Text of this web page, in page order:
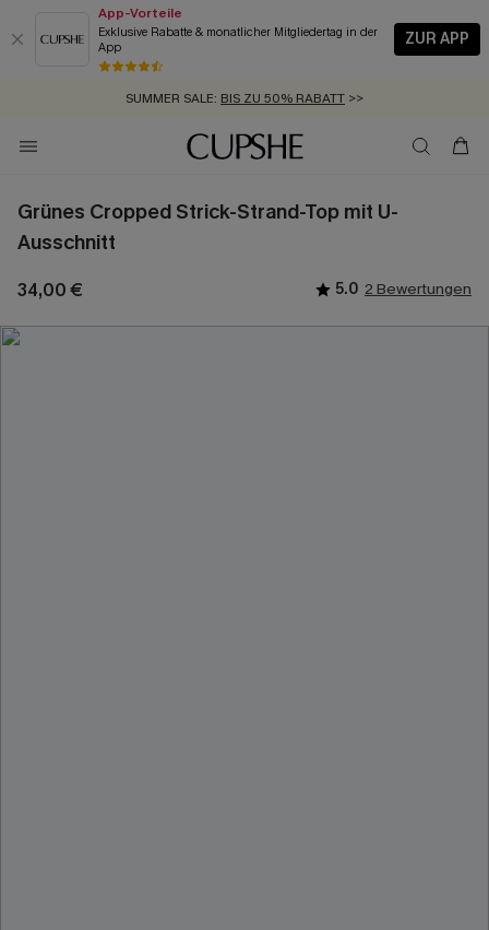
App-Vorteile
Exklusive Rabatte & monatlicher Mitgliedertag in der
App
ZUR APP
GRATIS MASSBAND MIT JEDEM SCHNELLVERSAND-ARTIKEL >>
SUMMER SALE: BIS ZU 50% RABATT >>
ZUM NEWSLETTER:BIS ZU -20% EXTRA ERHALTEN
KOSTENLOSER VERSAND AB 89 €
Grünes Cropped Strick-Strand-Top mit U-
Ausschnitt
34,00 € 5.0 2 Bewertungen